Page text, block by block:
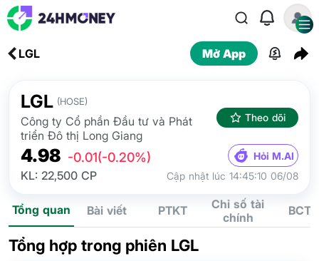
LGL Mở App
LGL (HOSE)
Công ty Cổ phần Đầu tư và Phát
triển Đô thị Long Giang
Theo dõi
4.98 -0.01(-0.20%) Hỏi M.AI
KL: 22,500 CP Cập nhật lúc 14:45:10 06/08
Tổng quan Bài viết PTKT
Chỉ số tài
chính
BCTC
Tổng hợp trong phiên LGL